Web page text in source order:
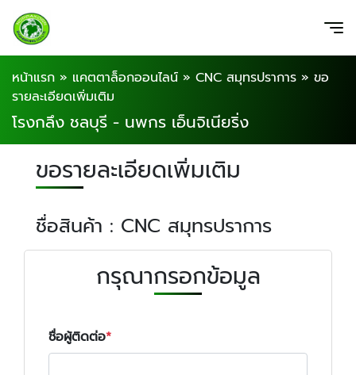
หน้าแรก » แคตตาล็อกออนไลน์ » CNC สมุทรปราการ » ขอ
รายละเอียดเพิ่มเติม
โรงกลึง ชลบุรี - นพกร เอ็นจิเนียริ่ง
ขอรายละเอียดเพิ่มเติม
ชื่อสินค้า : CNC สมุทรปราการ
กรุณากรอกข้อมูล
ชื่อผู้ติดต่อ